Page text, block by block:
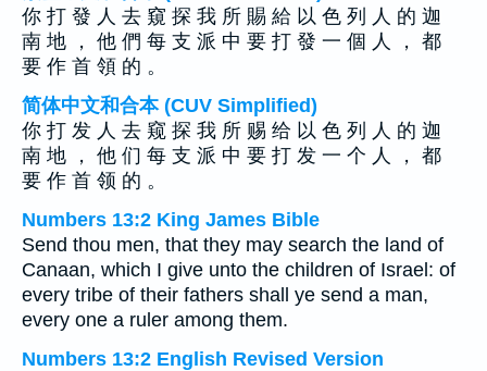
你 打 發 人 去 窺 探 我 所 賜 給 以 色 列 人 的 迦
南 地 ， 他 們 每 支 派 中 要 打 發 一 個 人 ， 都
要 作 首 領 的 。
简体中文和合本 (CUV Simplified)
你 打 发 人 去 窥 探 我 所 赐 给 以 色 列 人 的 迦
南 地 ， 他 们 每 支 派 中 要 打 发 一 个 人 ， 都
要 作 首 领 的 。
Numbers 13:2 King James Bible
Send thou men, that they may search the land of
Canaan, which I give unto the children of Israel: of
every tribe of their fathers shall ye send a man,
every one a ruler among them.
Numbers 13:2 English Revised Version